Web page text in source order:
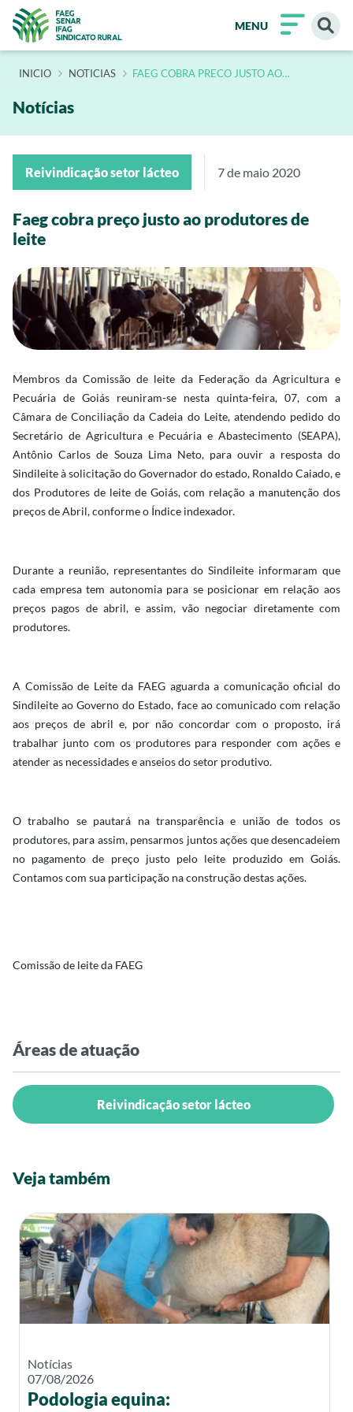
MENU
INÍCIO NOTICIAS FAEG COBRA PRECO JUSTO AO
Notícias
Reivindicação setor lácteo 7 de maio 2020
Faeg cobra preço justo ao produtores de
leite
Membros da Comissão de leite da Federação da Agricultura e
Pecuária de Goiás reuniram-se nesta quinta-feira, 07, com a
Câmara de Conciliação da Cadeia do Leite, atendendo pedido do
Secretário de Agricultura e Pecuária e Abastecimento (SEAPA),
Antônio Carlos de Souza Lima Neto, para ouvir a resposta do
Sindileite à solicitação do Governador do estado, Ronaldo Caiado, e
dos Produtores de leite de Goiás, com relação a manutenção dos
preços de Abril, conforme o Índice indexador.
Durante a reunião, representantes do Sindileite informaram que
cada empresa tem autonomia para se posicionar em relação aos
preços pagos de abril, e assim, vão negociar diretamente com
produtores.
A Comissão de Leite da FAEG aguarda a comunicação oficial do
Sindileite ao Governo do Estado, face ao comunicado com relação
aos preços de abril e, por não concordar com o proposto, irá
trabalhar junto com os produtores para responder com ações e
atender as necessidades e anseios do setor produtivo.
O trabalho se pautará na transparência e união de todos os
produtores, para assim, pensarmos juntos ações que desencadeiem
no pagamento de preço justo pelo leite produzido em Goiás.
Contamos com sua participação na construção destas ações.
Comissão de leite da FAEG
Áreas de atuação
Reivindicação setor lácteo
Veja também
Notícias
07/08/2026
Podologia equina: